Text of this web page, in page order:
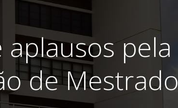
pela
de Mestrado